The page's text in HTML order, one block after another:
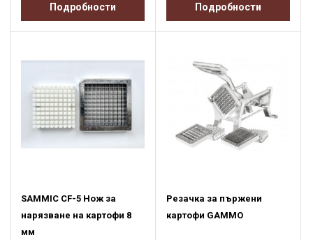
Подробности Подробности
SAMMIC CF-5 Нож за
нарязване на картофи 8
мм
Резачка за пържени
картофи GAMMO